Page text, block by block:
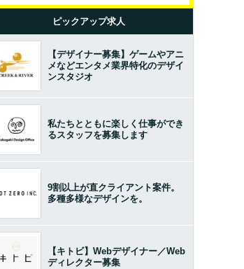
ピックアップ求人
【デザイナー募集】ゲームやアニ
メなどエンタメ業界特化のデザイ
ンスタジオ
私たちとともに楽しく仕事ができ
るスタッフを募集します
9割以上が直クライアント案件。
多種多様なデザインを。
【キトビ】Webデザイナー／Web
ディレクター募集